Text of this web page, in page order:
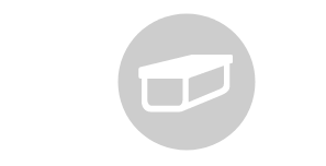
Gracias por su comprensión.
John [b]McRover[/b]
[i]Geocaching.com Volunteer Cache